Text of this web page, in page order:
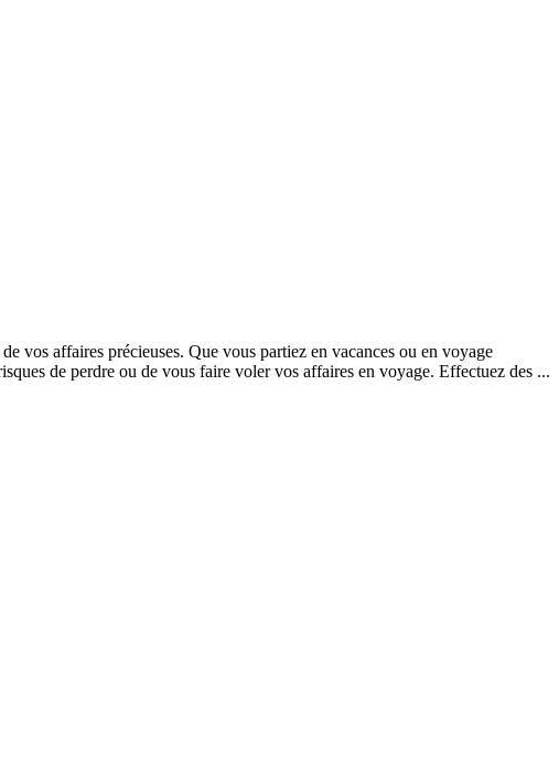
vos affaires précieuses. Que vous partiez en vacances ou en voyage
de perdre ou de vous faire voler vos affaires en voyage. Effectuez des ...